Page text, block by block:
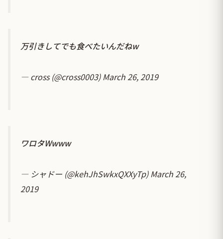
万引きしてでも食べたいんだねw
— cross (@cross0003)March 26, 2019
ワロタWwww
— シャドー (@kehJhSwkxQXXyTp)March 26,
2019